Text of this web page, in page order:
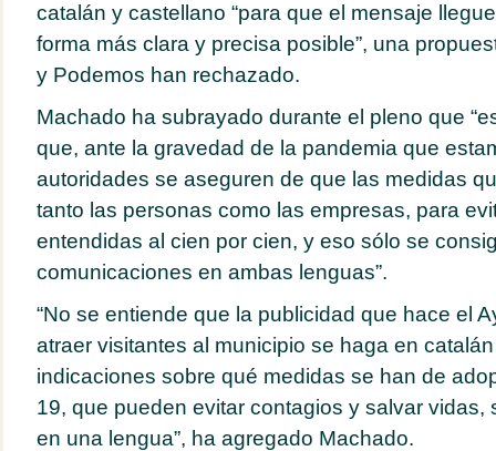
catalán y castellano “para que el mensaje
forma más clara y precisa posible”, una
y Podemos han rechazado.
Machado ha subrayado durante el pleno que
que, ante la gravedad de la pandemia que
autoridades se aseguren de que las medidas
tanto las personas como las empresas, para
entendidas al cien por cien, y eso sólo se
comunicaciones en ambas lenguas”.
“No se entiende que la publicidad que hace el
atraer visitantes al municipio se haga en
indicaciones sobre qué medidas se han de
19, que pueden evitar contagios y salvar vidas,
en una lengua”, ha agregado Machado.